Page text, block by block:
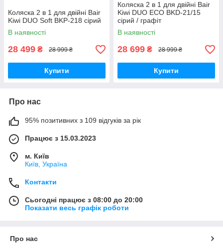
Коляска 2 в 1 для двійні Bair
Kiwi DUO Soft BKP-218 сірий
В наявності
28 499 ₴ 28 999 ₴
Купити
Коляска 2 в 1 для двійні Bair
Kiwi DUO ECO BKD-21/15
сірий / графіт
В наявності
28 699 ₴ 28 999 ₴
Купити
Про нас
95% позитивних з 109 відгуків за рік
Працює з 15.03.2023
м. Київ
Київ, Україна
Контакти
Сьогодні працює з 08:00 до 20:00
Показати весь графік роботи
Про нас